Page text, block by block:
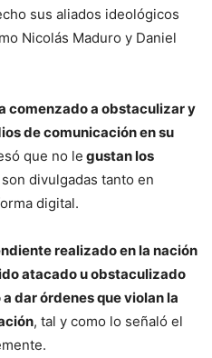
sus aliados ideológicos
Nicolás Maduro y Daniel
comenzado a obstaculizar y
de comunicación en su
que no le gustan los
divulgadas tanto en
digital.
realizado en la nación
atacado u obstaculizado
dar órdenes que violan la
, tal y como lo señaló el